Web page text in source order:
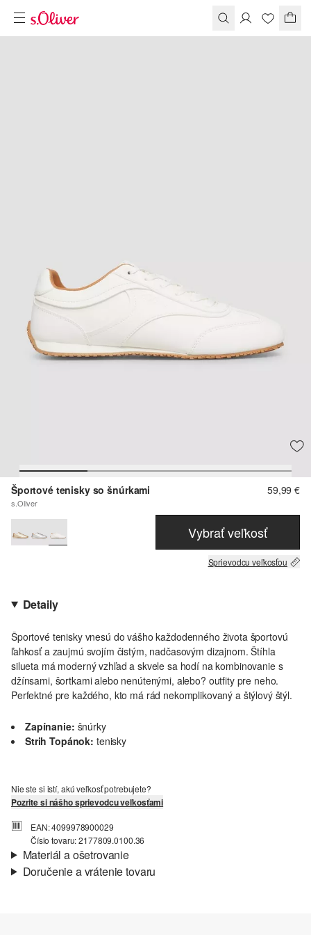
Športové tenisky so šnúrkami
s.Oliver
59,99 €
Vybrať veľkosť
Sprievodcu veľkosťou
Detaily
Športové tenisky vnesú do vášho každodenného života športovú
ľahkosť a zaujmú svojím čistým, nadčasovým dizajnom. Štíhla
silueta má moderný vzhľad a skvele sa hodí na kombinovanie s
džínsami, šortkami alebo nenútenými, alebo? outfity pre neho.
Perfektné pre každého, kto má rád nekomplikovaný a štýlový štýl.
Zapínanie: šnúrky
Strih Topánok: tenisky
Nie ste si istí, akú veľkosť potrebujete?
Pozrite si nášho sprievodcu veľkosťami
EAN: 4099978900029
Číslo tovaru: 2177809.0100.36
Materiál a ošetrovanie
Doručenie a vrátenie tovaru